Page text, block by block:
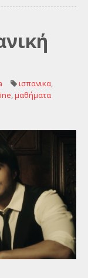
ισπανικα,
,μαθήματα